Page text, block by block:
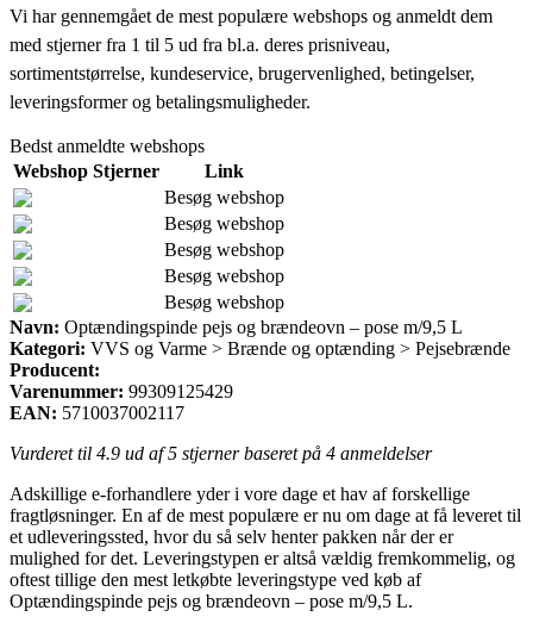
Vi har gennemgået de mest populære webshops og anmeldt dem
med stjerner fra 1 til 5 ud fra bl.a. deres prisniveau,
sortimentstørrelse, kundeservice, brugervenlighed, betingelser,
leveringsformer og betalingsmuligheder.
Bedst anmeldte webshops
Webshop Stjerner
Link
Besøg webshop
Besøg webshop
Besøg webshop
Besøg webshop
Besøg webshop
Navn: Optændingspinde pejs og brændeovn – pose m/9,5 L
Kategori: VVS og Varme > Brænde og optænding > Pejsebrænde
Producent:
Varenummer: 99309125429
EAN: 5710037002117
Vurderet til 4.9 ud af 5 stjerner baseret på 4 anmeldelser
Adskillige e-forhandlere yder i vore dage et hav af forskellige
fragtløsninger. En af de mest populære er nu om dage at få leveret til
et udleveringssted, hvor du så selv henter pakken når der er
mulighed for det. Leveringstypen er altså vældig fremkommelig, og
oftest tillige den mest letkøbte leveringstype ved køb af
Optændingspinde pejs og brændeovn – pose m/9,5 L.